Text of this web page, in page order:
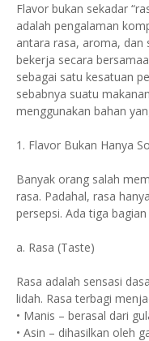
Flavor bukan sekadar
adalah pengalaman
antara rasa, aroma, dan
bekerja secara
sebagai satu kesatuan
sebabnya suatu
menggunakan bahan
1. Flavor Bukan Hanya
Banyak orang salah
rasa. Padahal, rasa
persepsi. Ada tiga
a. Rasa (Taste)
Rasa adalah sensasi
lidah. Rasa terbagi
• Manis – berasal dari
• Asin – dihasilkan oleh